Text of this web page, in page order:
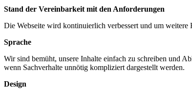
Stand der Vereinbarkeit mit den Anforderungen
Die Webseite wird kontinuierlich verbessert und um
Sprache
Wir sind bemüht, unsere Inhalte einfach zu schreiben und
wenn Sachverhalte unnötig kompliziert dargestellt werden.
Design